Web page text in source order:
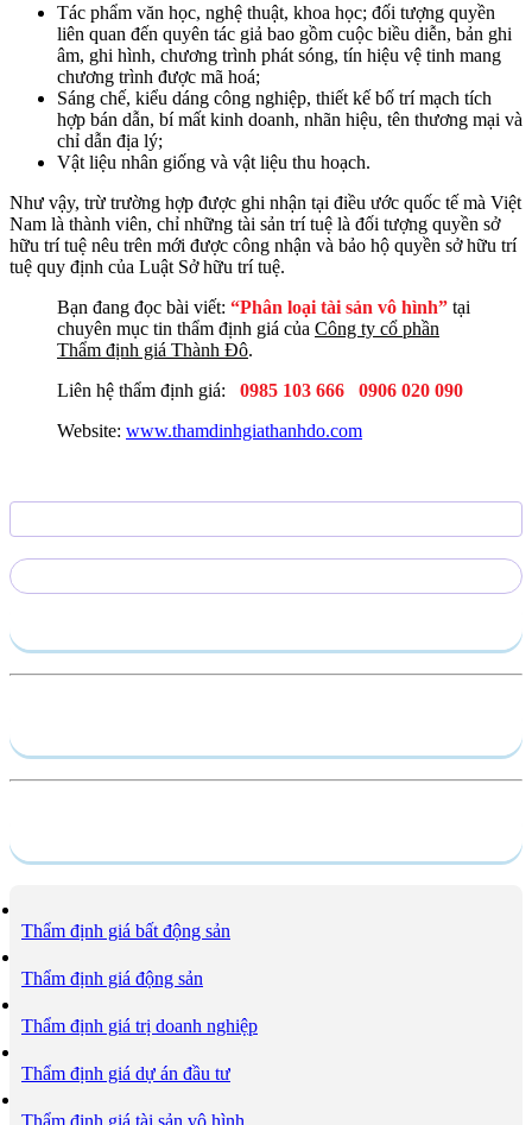
Tác phẩm văn học, nghệ thuật, khoa học; đối tượng quyền
liên quan đến quyên tác giả bao gồm cuộc biều diễn, bản ghi
âm, ghi hình, chương trình phát sóng, tín hiệu vệ tinh mang
chương trình được mã hoá;
Sáng chế, kiểu dáng công nghiệp, thiết kế bố trí mạch tích
hợp bán dẫn, bí mất kinh doanh, nhãn hiệu, tên thương mại và
chỉ dẫn địa lý;
Vật liệu nhân giống và vật liệu thu hoạch.
Như vậy, trừ trường hợp được ghi nhận tại điều ước quốc tế mà Việt
Nam là thành viên, chỉ những tài sản trí tuệ là đối tượng quyền sở
hữu trí tuệ nêu trên mới được công nhận và bảo hộ quyền sở hữu trí
tuệ quy định của Luật Sở hữu trí tuệ.
Bạn đang đọc bài viết: “Phân loại tài sản vô hình” tại
chuyên mục tin thẩm định giá của Công ty cổ phần
Thẩm định giá Thành Đô.
Liên hệ thẩm định giá:
0985 103 666
0906 020 090
Website: www.thamdinhgiathanhdo.com
Thẩm định giá bất động sản
Thẩm định giá động sản
Thẩm định giá trị doanh nghiệp
Thẩm định giá dự án đầu tư
Thẩm định giá tài sản vô hình